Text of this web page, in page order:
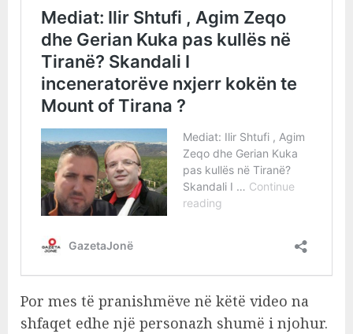
Por mes të pranishmëve në këtë video na
shfaqet edhe një personazh shumë i njohur.